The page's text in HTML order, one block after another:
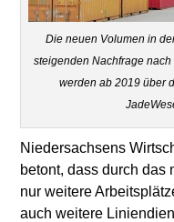
Die neuen Volumen in
steigenden Nachfrage
werden ab 2019 über
Niedersachsens
betont, dass durch das
nur weitere
auch weitere